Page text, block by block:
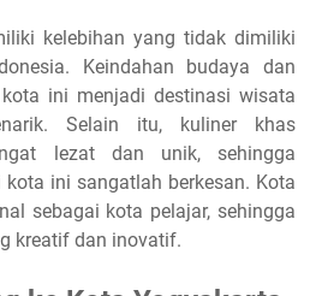
kelebihan yang tidak dimiliki
Keindahan budaya dan
ini menjadi destinasi wisata
Selain itu, kuliner khas
lezat dan unik, sehingga
ini sangatlah berkesan. Kota
sebagai kota pelajar, sehingga
kreatif dan inovatif.